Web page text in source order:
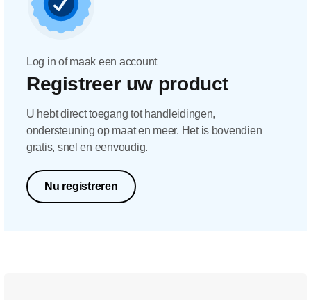
Log in of maak een account
Registreer uw product
U hebt direct toegang tot handleidingen,
ondersteuning op maat en meer. Het is bovendien
gratis, snel en eenvoudig.
Nu registreren